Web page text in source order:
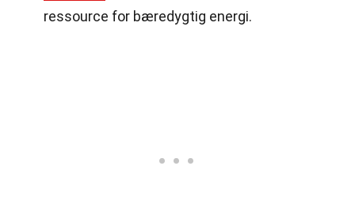
ressource for bæredygtig energi.